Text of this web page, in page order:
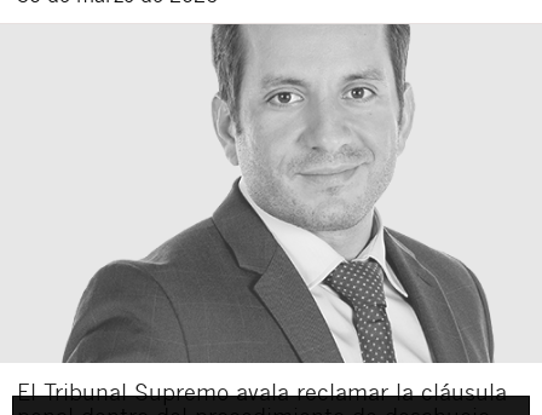
El Tribunal Supremo avala reclamar la cláusula